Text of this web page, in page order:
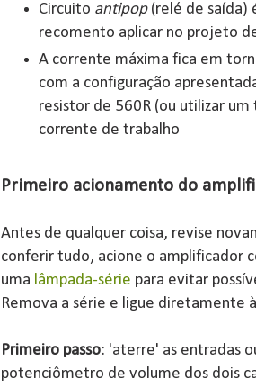
Circuito antipop(relé de saída)
recomento aplicar no projeto
A corrente máxima fica em
com a configuração
resistor de 560R (ou utilizar
corrente de trabalho
Primeiro acionamento do
Antes de qualquer coisa, revise
conferir tudo, acione o amplificador
uma lâmpada-série para evitar
Remova a série e ligue diretamente
Primeiro passo: 'aterre' as entradas
potenciômetro de volume dos dois